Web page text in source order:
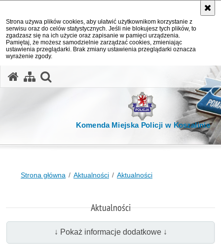
Strona używa plików cookies, aby ułatwić użytkownikom korzystanie z
serwisu oraz do celów statystycznych. Jeśli nie blokujesz tych plików, to
zgadzasz się na ich użycie oraz zapisanie w pamięci urządzenia.
Pamiętaj, że możesz samodzielnie zarządzać cookies, zmieniając
ustawienia przeglądarki. Brak zmiany ustawienia przeglądarki oznacza
wyrażenie zgody.
Komenda Miejska Policji w Koszalinie
Strona główna Aktualności Aktualności
Aktualności
↓ Pokaż informacje dodatkowe ↓